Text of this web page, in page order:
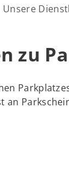
Unsere
zu
an